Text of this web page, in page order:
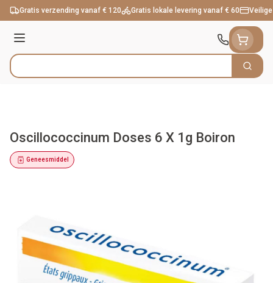
Ga naar de inhoud
Gratis verzending vanaf € 120 Gratis lokale levering vanaf € 60
Menu
Product, merk, categorie... Zoek
Oscillococcinum Doses 6 X 1g Boiron
Geneesmiddel